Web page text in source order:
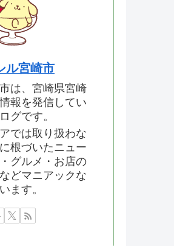
ル宮崎市
は、宮崎県宮崎
報を発信してい
グです。
では取り扱わな
根づいたニュー
グルメ・お店の
どマニアックな
ます。